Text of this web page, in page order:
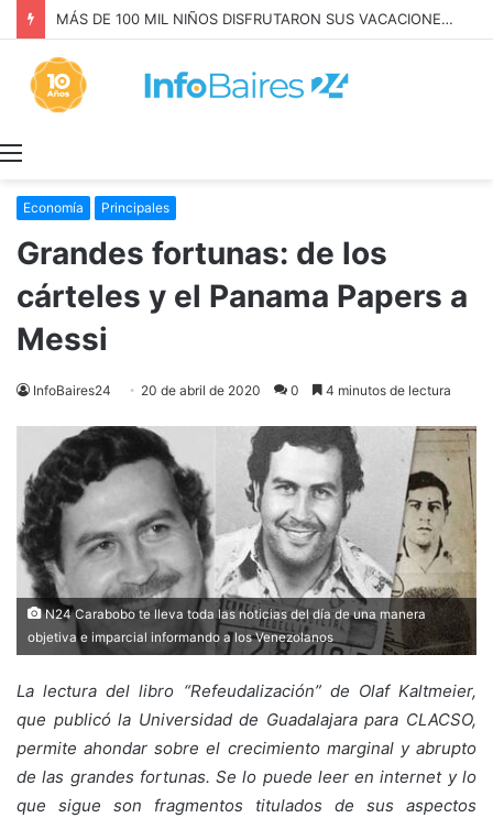
LEY de TIERRAS: el PERONISMO CONVOCÓ a MOVILIZARSE el JUEVES
Economía Principales
Grandes fortunas: de los
cárteles y el Panama Papers a
Messi
InfoBaires24 20 de abril de 2020 0 4 minutos de lectura
N24 Carabobo te lleva toda las noticias del día de una manera
objetiva e imparcial informando a los Venezolanos
La lectura del libro “Refeudalización” de Olaf Kaltmeier,
que publicó la Universidad de Guadalajara para CLACSO,
permite ahondar sobre el crecimiento marginal y abrupto
de las grandes fortunas. Se lo puede leer en internet y lo
que sigue son fragmentos titulados de sus aspectos